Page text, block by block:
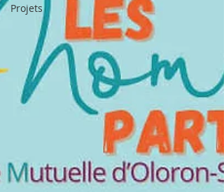
Projets